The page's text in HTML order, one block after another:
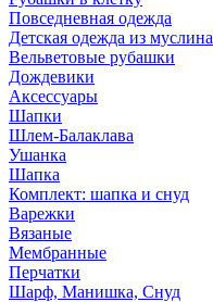
Повседневная одежда
Детская одежда из муслина
Вельветовые рубашки
Дождевики
Аксессуары
Шапки
Шлем-Балаклава
Ушанка
Шапка
Комплект: шапка и снуд
Варежки
Вязаные
Мембранные
Перчатки
Шарф, Манишка, Снуд